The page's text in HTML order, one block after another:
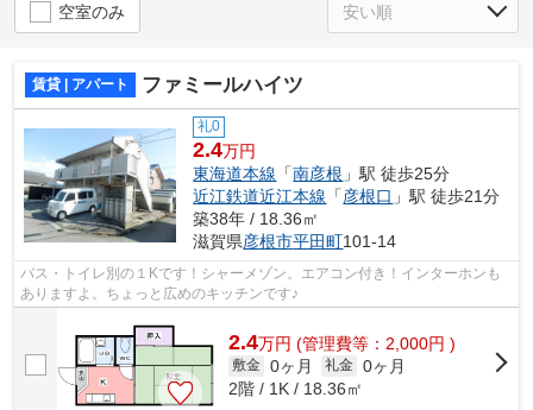
空室のみ
賃貸 | アパート ファミールハイツ
礼0
2.4万円
東海道本線 「南彦根 」駅 徒歩25分
近江鉄道近江本線 「彦根口 」駅 徒歩21分
築38年 / 18.36㎡
滋賀県彦根市平田町101-14
バス・トイレ別の１Kです！シャーメゾン。エアコン付き！インターホンも
ありますよ。ちょっと広めのキッチンです♪
2.4万円 (管理費等：2,000円 )
敷金 0ヶ月 礼金 0ヶ月
2階 / 1K / 18.36㎡